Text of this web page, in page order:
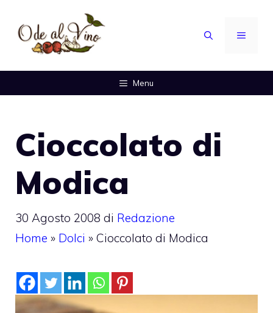
contenuto
MENU
Menu
Cioccolato di
Modica
30 Agosto 2008 di Redazione
Home » Dolci » Cioccolato di Modica